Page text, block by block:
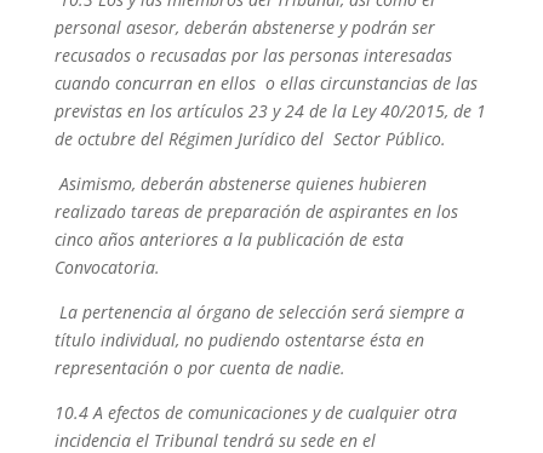
personal asesor, deberán abstenerse y podrán ser
recusados o recusadas por las personas interesadas
cuando concurran en ellos o ellas circunstancias de las
previstas en los artículos 23 y 24 de la Ley 40/2015, de 1
de octubre del Régimen Jurídico del Sector Público.
Asimismo, deberán abstenerse quienes hubieren
realizado tareas de preparación de aspirantes en los
cinco años anteriores a la publicación de esta
Convocatoria.
La pertenencia al órgano de selección será siempre a
título individual, no pudiendo ostentarse ésta en
representación o por cuenta de nadie.
10.4 A efectos de comunicaciones y de cualquier otra
incidencia el Tribunal tendrá su sede en el